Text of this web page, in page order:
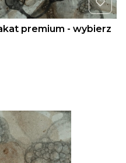
premium - wybierz